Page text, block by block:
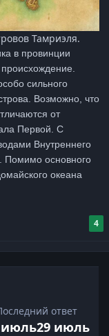
Тамриэля.
в провинции
сильного
Возможно, что
от
Первой. С
Внутреннего
Помимо основного
океана
4
ответ
июль29 июль